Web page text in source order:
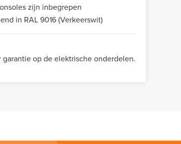
zijn inbegrepen
in RAL 9016 (Verkeerswit)
garantie op de elektrische onderdelen.